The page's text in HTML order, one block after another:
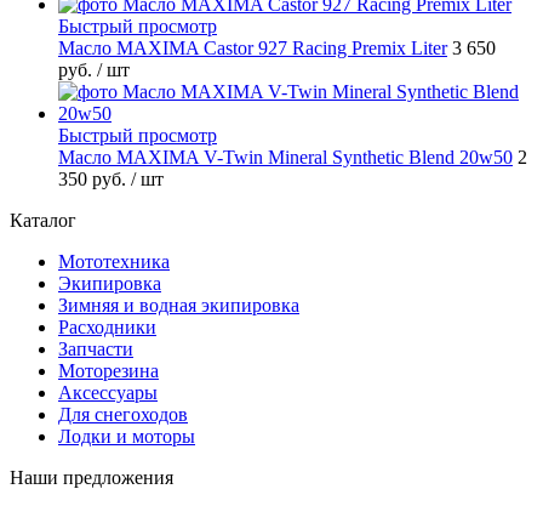
Быстрый просмотр
Масло MAXIMA Castor 927 Racing Premix Liter 3 650
руб. / шт
Быстрый просмотр
Масло MAXIMA V-Twin Mineral Synthetic Blend 20w50 2
350 руб. / шт
Каталог
Мототехника
Экипировка
Зимняя и водная экипировка
Расходники
Запчасти
Моторезина
Аксессуары
Для снегоходов
Лодки и моторы
Наши предложения